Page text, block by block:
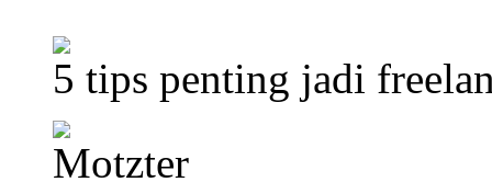
5 tips penting jadi